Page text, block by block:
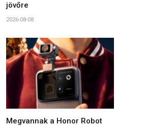
jövőre
2026-08-08
Megvannak a Honor Robot